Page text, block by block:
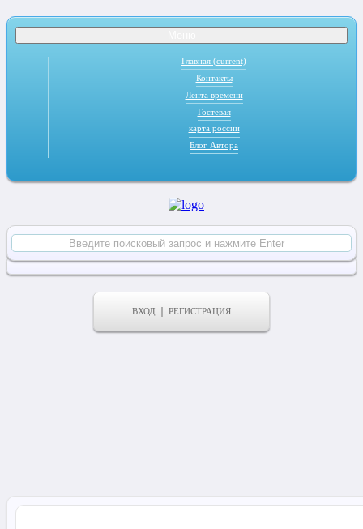
Главная (current)
Контакты
Лента времени
Гостевая
карта россии
Блог Автора
ВХОД РЕГИСТРАЦИЯ